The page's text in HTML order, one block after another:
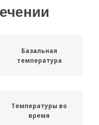
Базальная
температура
Температуры во
время